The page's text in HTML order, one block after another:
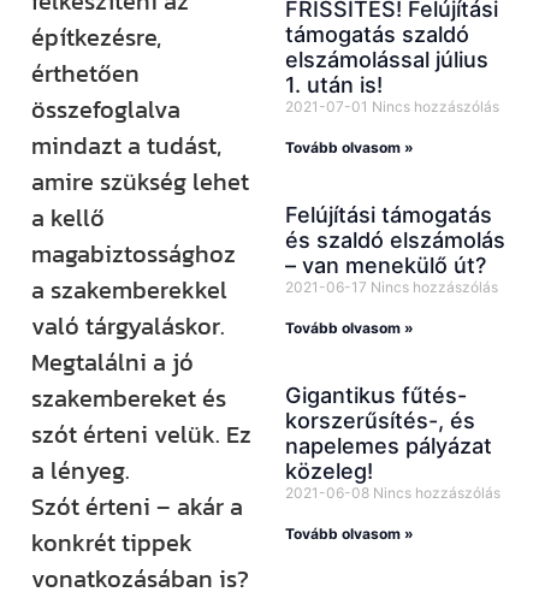
építkezésre,
érthetően
összefoglalva
mindazt a tudást,
amire szükség lehet
a kellő
magabiztossághoz
a szakemberekkel
való tárgyaláskor.
Megtalálni a jó
szakembereket és
szót érteni velük. Ez
a lényeg.
Szót érteni – akár a
konkrét tippek
vonatkozásában is?
FRISSÍTÉS! Felújítási
támogatás szaldó
elszámolással július
1. után is!
2021-07-01 Nincs hozzászólás
Tovább olvasom »
Felújítási támogatás
és szaldó elszámolás
– van menekülő út?
2021-06-17 Nincs hozzászólás
Tovább olvasom »
Gigantikus fűtés-
korszerűsítés-, és
napelemes pályázat
közeleg!
2021-06-08 Nincs hozzászólás
Tovább olvasom »